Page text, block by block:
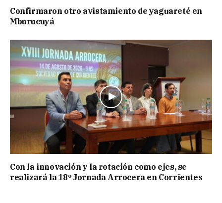
Confirmaron otro avistamiento de yaguareté en
Mburucuyá
Con la innovación y la rotación como ejes, se
realizará la 18º Jornada Arrocera en Corrientes